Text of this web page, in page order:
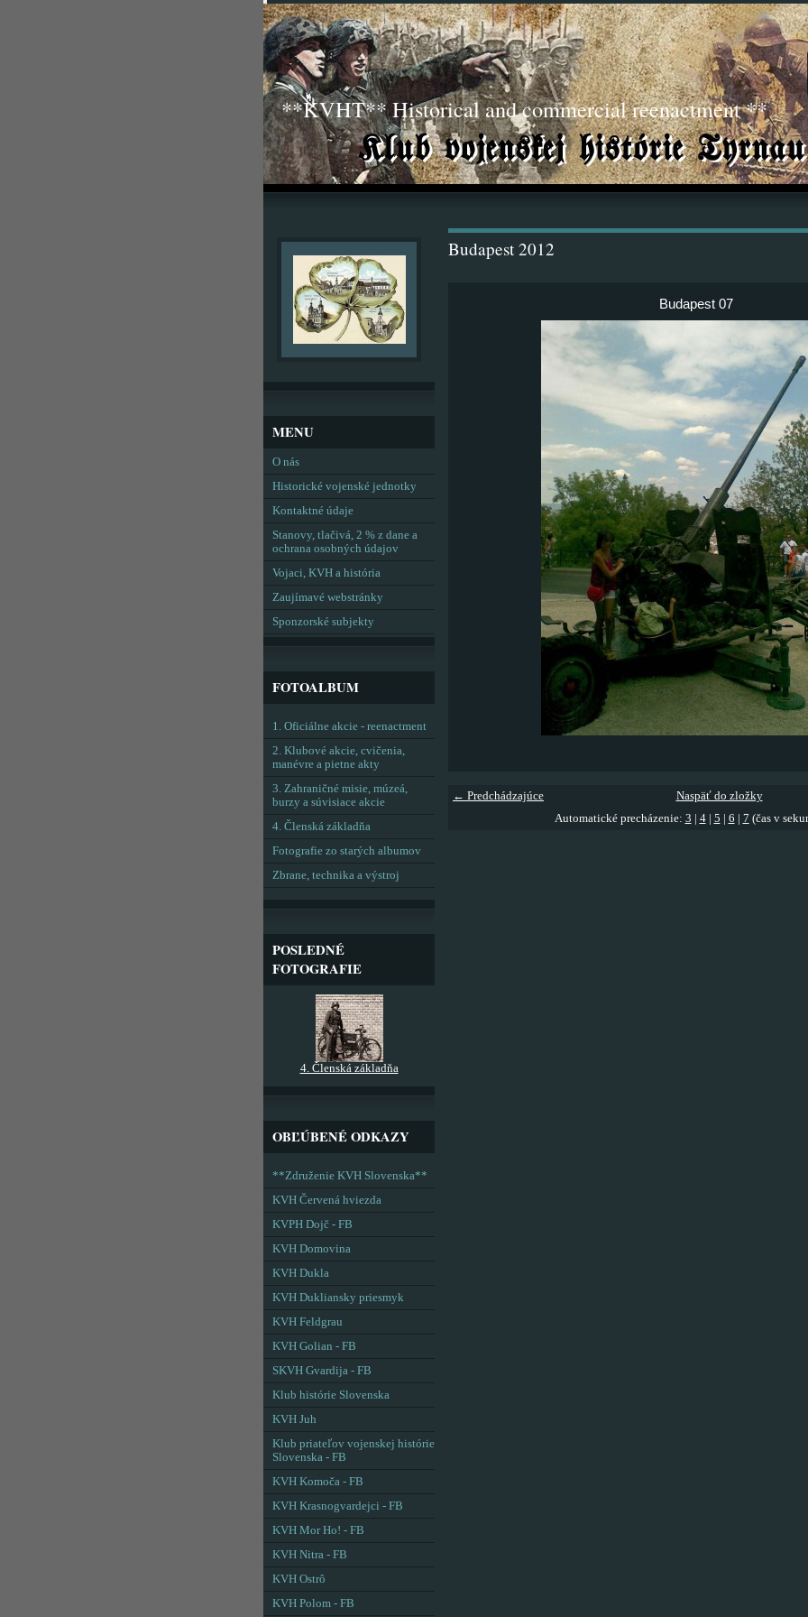
**KVHT** Historical and commercial reenactment **
Budapest 2012
Budapest 07
← Predchádzajúce
Naspäť do zložky
Automatické precházenie: 3 4| 5 6 7 (čas v
MENU
O nás
Historické vojenské jednotky
Kontaktné údaje
Stanovy, tlačivá, 2 % z dane a
ochrana osobných údajov
Vojaci, KVH a história
Zaujímavé webstránky
Sponzorské subjekty
FOTOALBUM
1. Oficiálne akcie - reenactment
2. Klubové akcie, cvičenia,
manévre a pietne akty
3. Zahraničné misie, múzeá,
burzy a súvisiace akcie
4. Členská základňa
Fotografie zo starých albumov
Zbrane, technika a výstroj
POSLEDNÉ
FOTOGRAFIE
4. Členská základňa
OBĽÚBENÉ ODKAZY
**Združenie KVH Slovenska**
KVH Červená hviezda
KVPH Dojč - FB
KVH Domovina
KVH Dukla
KVH Dukliansky priesmyk
KVH Feldgrau
KVH Golian - FB
SKVH Gvardija - FB
Klub histórie Slovenska
KVH Juh
Klub priateľov vojenskej histórie
Slovenska - FB
KVH Komoča - FB
KVH Krasnogvardejci - FB
KVH Mor Ho! - FB
KVH Nitra - FB
KVH Ostrô
KVH Polom - FB